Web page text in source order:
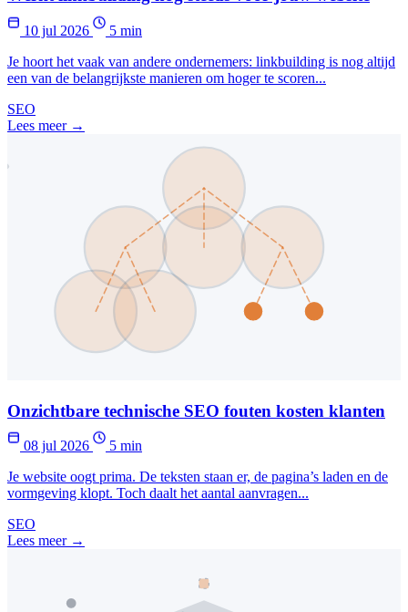
10 jul 2026
5 min
Je hoort het vaak van andere ondernemers: linkbuilding is nog altijd
een van de belangrijkste manieren om hoger te scoren...
SEO
Lees meer →
Onzichtbare technische SEO fouten kosten klanten
08 jul 2026
5 min
Je website oogt prima. De teksten staan er, de pagina’s laden en de
vormgeving klopt. Toch daalt het aantal aanvragen...
SEO
Lees meer →